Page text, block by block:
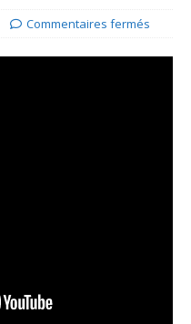
Commentaires fermés